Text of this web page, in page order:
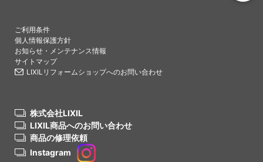
ご利用条件
個人情報保護方針
お知らせ・メンテナンス情報
サイトマップ
LIXILリフォームショップへのお問い合わせ
株式会社LIXIL
LIXIL商品へのお問い合わせ
商品の修理依頼
Instagram